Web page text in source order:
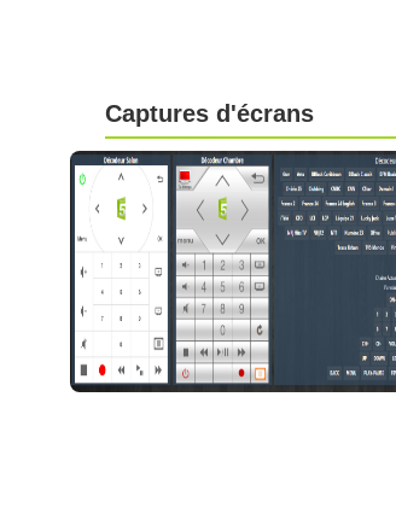
Captures d'écrans